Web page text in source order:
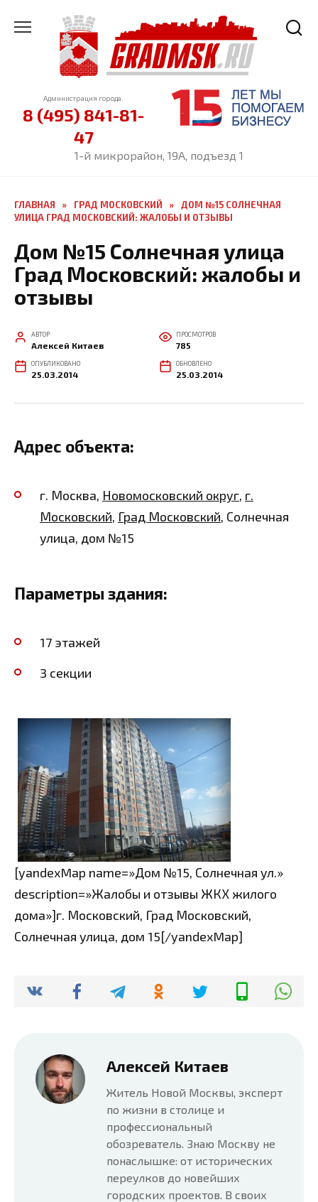
содержанию
Администрация города:
8 (495) 841-81-
47
1-й микрорайон, 19А, подъезд 1
ГЛАВНАЯ » ГРАД МОСКОВСКИЙ »
ДОМ №15 СОЛНЕЧНАЯ
УЛИЦА ГРАД МОСКОВСКИЙ: ЖАЛОБЫ И ОТЗЫВЫ
Дом №15 Солнечная улица
Град Московский: жалобы и
отзывы
АВТОР
Алексей Китаев
ПРОСМОТРОВ
785
ОПУБЛИКОВАНО
25.03.2014
ОБНОВЛЕНО
25.03.2014
Адрес объекта:
г. Москва, Новомосковский округ, г.
Московский, Град Московский, Солнечная
улица, дом №15
Параметры здания:
17 этажей
3 секции
[yandexMap name=»Дом №15, Солнечная ул.»
description=»Жалобы и отзывы ЖКХ жилого
дома»]г. Московский, Град Московский,
Солнечная улица, дом 15[/yandexMap]
Алексей Китаев
Житель Новой Москвы, эксперт
по жизни в столице и
профессиональный
обозреватель. Знаю Москву не
понаслышке: от исторических
переулков до новейших
городских проектов. В своих